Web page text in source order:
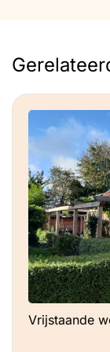
dikte
van het
speelde
geplaatst
in de
onnodige
wordt
afkitten
Vrijstaande